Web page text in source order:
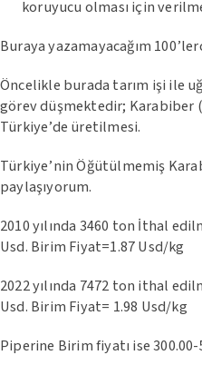
koruyucu olması için
Buraya yazamayacağım
Öncelikle burada tarım işi ile
görev düşmektedir; Karabiber (
Türkiye’de üretilmesi.
Türkiye’nin Öğütülmemiş
paylaşıyorum.
2010 yılında 3460 ton İthal
Usd. Birim Fiyat=1.87 Usd/kg
2022 yılında 7472 ton ithal
Usd. Birim Fiyat= 1.98 Usd/kg
Piperine Birim fiyatı ise 300.00-